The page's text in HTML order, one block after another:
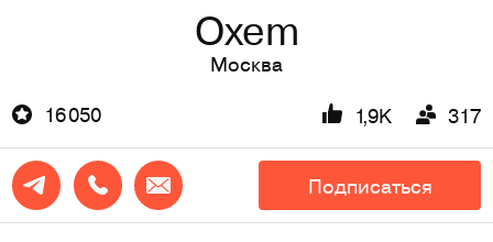
Oxem
Москва
16 050
1,9K 317
Подписаться